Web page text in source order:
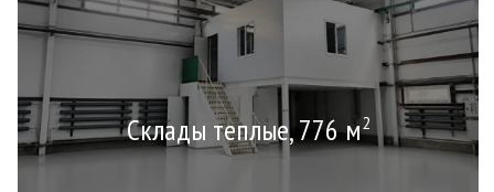
Склады теплые, 776 м2